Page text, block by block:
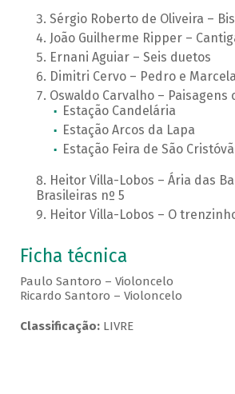
Sérgio Roberto de Oliveira – Bis
João Guilherme Ripper –
Ernani Aguiar – Seis duetos
Dimitri Cervo – Pedro e Marcela
Oswaldo Carvalho – Paisagens
Estação Candelária
Estação Arcos da Lapa
Estação Feira de São
Heitor Villa-Lobos – Ária das
Brasileiras nº 5
Heitor Villa-Lobos – O
Ficha técnica
Paulo Santoro – Violoncelo
Ricardo Santoro – Violoncelo
Classificação:LIVRE